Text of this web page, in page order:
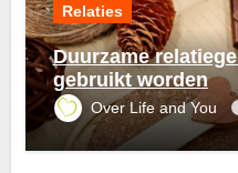
Relaties
Duurzame
gebruikt worden
Over Life and You